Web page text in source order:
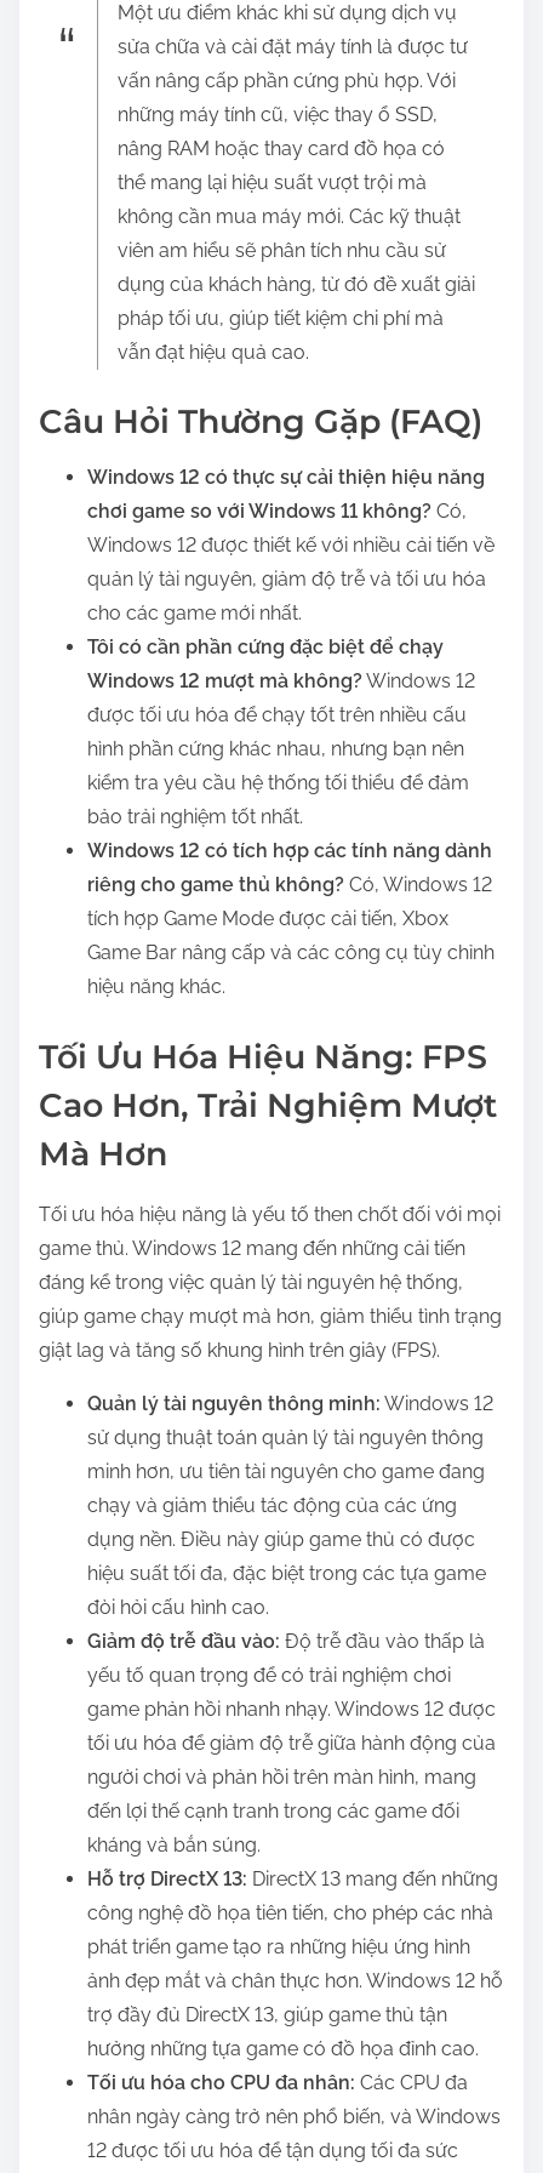
Một ưu điểm khác khi sử dụng dịch vụ
sửa chữa và cài đặt máy tính là được tư
vấn nâng cấp phần cứng phù hợp. Với
những máy tính cũ, việc thay ổ SSD,
nâng RAM hoặc thay card đồ họa có
thể mang lại hiệu suất vượt trội mà
không cần mua máy mới. Các kỹ thuật
viên am hiểu sẽ phân tích nhu cầu sử
dụng của khách hàng, từ đó đề xuất giải
pháp tối ưu, giúp tiết kiệm chi phí mà
vẫn đạt hiệu quả cao.
Câu Hỏi Thường Gặp (FAQ)
Windows 12 có thực sự cải thiện hiệu năng
chơi game so với Windows 11 không? Có,
Windows 12 được thiết kế với nhiều cải tiến về
quản lý tài nguyên, giảm độ trễ và tối ưu hóa
cho các game mới nhất.
Tôi có cần phần cứng đặc biệt để chạy
Windows 12 mượt mà không? Windows 12
được tối ưu hóa để chạy tốt trên nhiều cấu
hình phần cứng khác nhau, nhưng bạn nên
kiểm tra yêu cầu hệ thống tối thiểu để đảm
bảo trải nghiệm tốt nhất.
Windows 12 có tích hợp các tính năng dành
riêng cho game thủ không? Có, Windows 12
tích hợp Game Mode được cải tiến, Xbox
Game Bar nâng cấp và các công cụ tùy chỉnh
hiệu năng khác.
Tối Ưu Hóa Hiệu Năng: FPS
Cao Hơn, Trải Nghiệm Mượt
Mà Hơn
Tối ưu hóa hiệu năng là yếu tố then chốt đối với mọi
game thủ. Windows 12 mang đến những cải tiến
đáng kể trong việc quản lý tài nguyên hệ thống,
giúp game chạy mượt mà hơn, giảm thiểu tình trạng
giật lag và tăng số khung hình trên giây (FPS).
Quản lý tài nguyên thông minh: Windows 12
sử dụng thuật toán quản lý tài nguyên thông
minh hơn, ưu tiên tài nguyên cho game đang
chạy và giảm thiểu tác động của các ứng
dụng nền. Điều này giúp game thủ có được
hiệu suất tối đa, đặc biệt trong các tựa game
đòi hỏi cấu hình cao.
Giảm độ trễ đầu vào: Độ trễ đầu vào thấp là
yếu tố quan trọng để có trải nghiệm chơi
game phản hồi nhanh nhạy. Windows 12 được
tối ưu hóa để giảm độ trễ giữa hành động của
người chơi và phản hồi trên màn hình, mang
đến lợi thế cạnh tranh trong các game đối
kháng và bắn súng.
Hỗ trợ DirectX 13: DirectX 13 mang đến những
công nghệ đồ họa tiên tiến, cho phép các nhà
phát triển game tạo ra những hiệu ứng hình
ảnh đẹp mắt và chân thực hơn. Windows 12 hỗ
trợ đầy đủ DirectX 13, giúp game thủ tận
hưởng những tựa game có đồ họa đỉnh cao.
Tối ưu hóa cho CPU đa nhân: Các CPU đa
nhân ngày càng trở nên phổ biến, và Windows
12 được tối ưu hóa để tận dụng tối đa sức